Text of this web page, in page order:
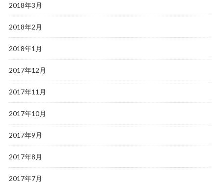
2018年3月
2018年2月
2018年1月
2017年12月
2017年11月
2017年10月
2017年9月
2017年8月
2017年7月